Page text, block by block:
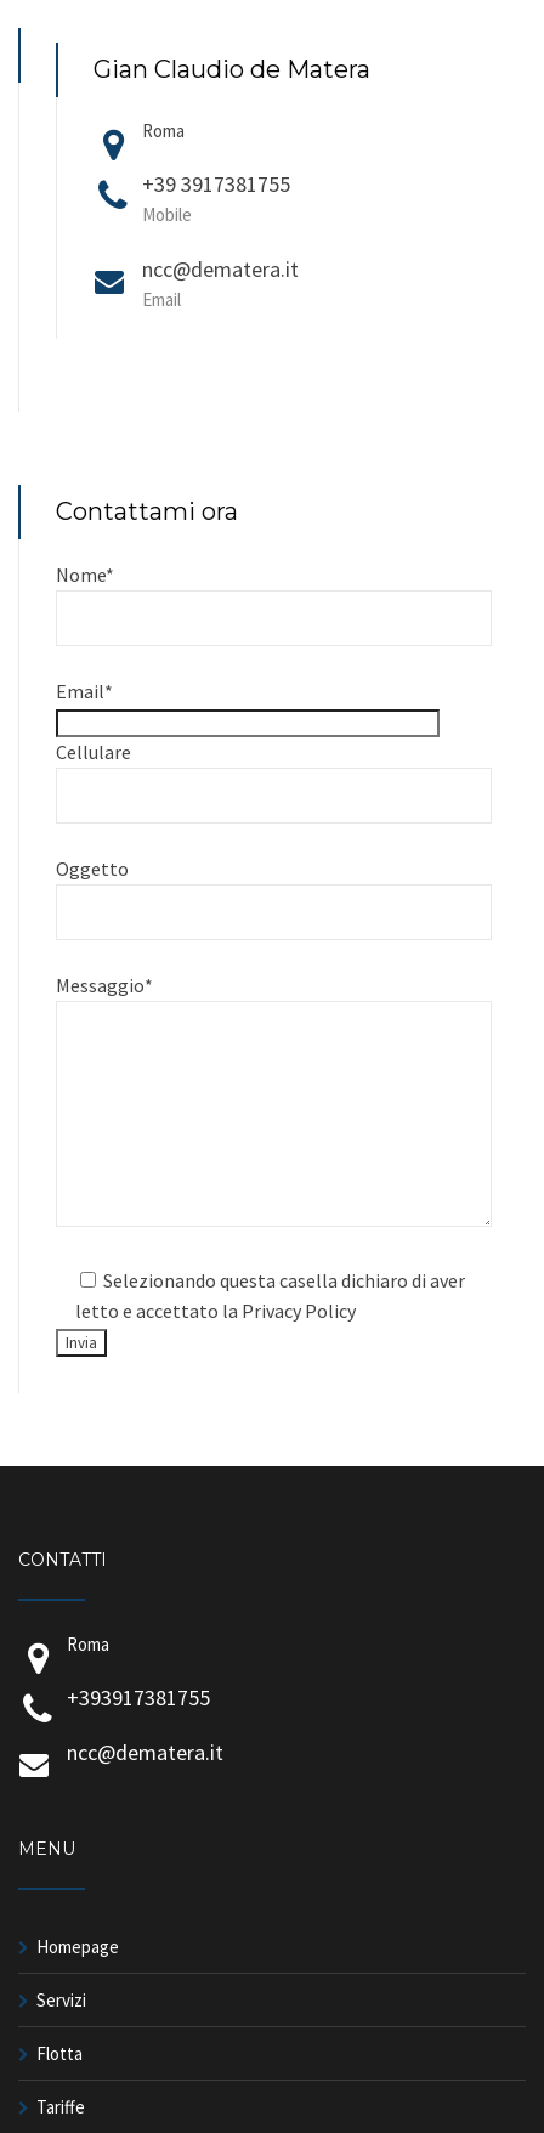
Gian Claudio de Matera
Roma
+39 3917381755
Mobile
ncc@dematera.it
Email
Contattami ora
Nome*
Email*
Cellulare
Oggetto
Messaggio*
Selezionando questa casella dichiaro di aver
letto e accettato la Privacy Policy
CONTATTI
Roma
+393917381755
ncc@dematera.it
MENU
Homepage
Servizi
Flotta
Tariffe